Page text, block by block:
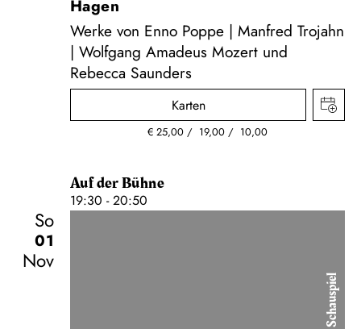
Hagen
Werke von Enno Poppe | Manfred Trojahn
| Wolfgang Amadeus Mozert und
Rebecca Saunders
Karten
€ 25,00 19,00 10,00
Auf der Bühne
19:30 - 20:50
So
01
Nov
Schauspiel